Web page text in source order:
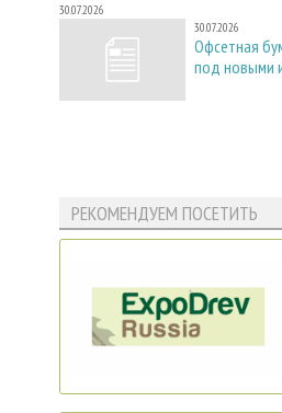
30.07.2026
30.07.2026
Офсетная
под новыми
РЕКОМЕНДУЕМ ПОСЕТИТЬ